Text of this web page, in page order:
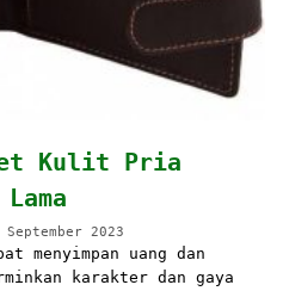
Kulit Pria
September 2023
menyimpan uang dan
karakter dan gaya